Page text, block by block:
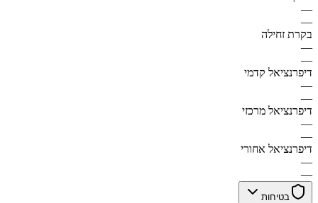
—
—
בקרת זחילה
—
—
דיפרנציאל קדמי
—
—
דיפרנציאל מרכזי
—
—
דיפרנציאל אחורי
—
—
בטיחות